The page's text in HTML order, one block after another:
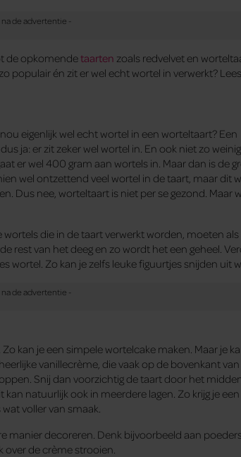
de opkomendetaarten zoals redvelvet en
populair én zit er wel echt wortel in verwerkt?
eigenlijk wel echt wortel in een worteltaart? Een
ja: er zit zeker wel wortel in. En ook niet zo
er wel 400 gram aan wortels in. Maar dan is de
wel ontzettend veel wortel in de taart, maar dit
Dus nee, worteltaart is niet per se gezond. Maar
die in de taart verwerkt worden, moeten
rest van het deeg en zo wordt het een geheel.
wortel. Zo kan je zelfs leuke figuurtjes snijden uit
kan je een simpele wortelcake maken. Maar je
vanillecrème, die vaak op de bovenkant
Snij dan voorzichtig de taart door het
natuurlijk ook in meerdere lagen. Zo krijg je een
voller van smaak.
manier decoreren. Denk bijvoorbeeld aan
over de crème strooien.